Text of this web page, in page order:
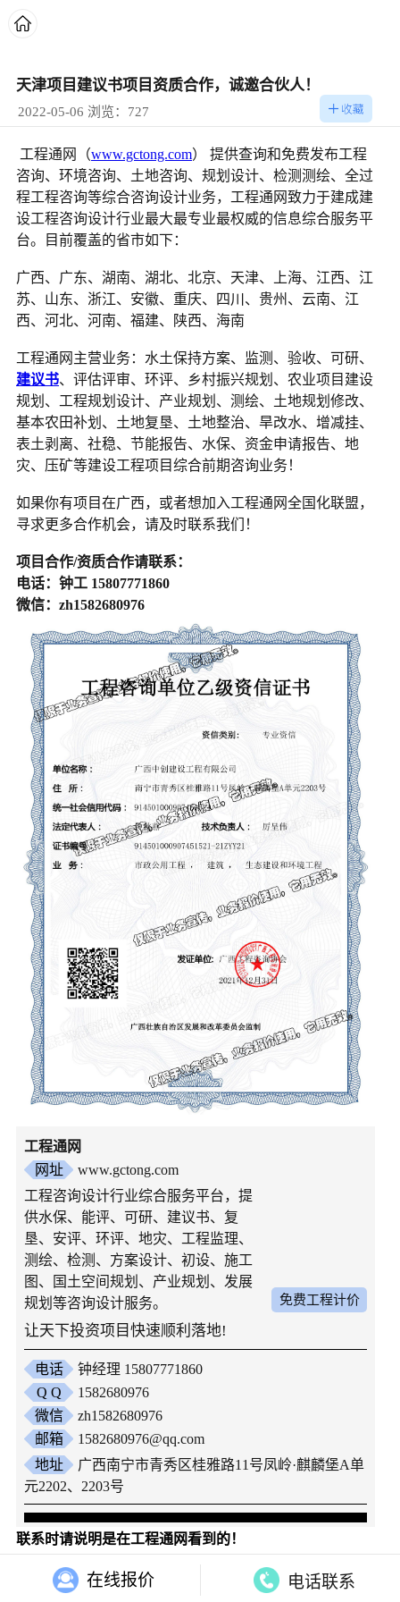
天津项目建议书项目资质合作，诚邀合伙人！
2022-05-06 浏览：727
工程通网（www.gctong.com） 提供查询和免费发布工程
咨询、环境咨询、土地咨询、规划设计、检测测绘、全过
程工程咨询等综合咨询设计业务，工程通网致力于建成建
设工程咨询设计行业最大最专业最权威的信息综合服务平
台。目前覆盖的省市如下：
广西、广东、湖南、湖北、北京、天津、上海、江西、江
苏、山东、浙江、安徽、重庆、四川、贵州、云南、江
西、河北、河南、福建、陕西、海南
工程通网主营业务：水土保持方案、监测、验收、可研、
建议书、评估评审、环评、乡村振兴规划、农业项目建设
规划、工程规划设计、产业规划、测绘、土地规划修改、
基本农田补划、土地复垦、土地整治、旱改水、增减挂、
表土剥离、社稳、节能报告、水保、资金申请报告、地
灾、压矿等建设工程项目综合前期咨询业务！
如果你有项目在广西，或者想加入工程通网全国化联盟，
寻求更多合作机会，请及时联系我们！
项目合作/资质合作请联系：
电话：钟工 15807771860
微信：zh1582680976
工程通网
网址
www.gctong.com
免费工程计价
工程咨询设计行业综合服务平台，提
供水保、能评、可研、建议书、复
垦、安评、环评、地灾、工程监理、
测绘、检测、方案设计、初设、施工
图、国土空间规划、产业规划、发展
规划等咨询设计服务。
让天下投资项目快速顺利落地!
电话
钟经理 15807771860
Q Q
1582680976
微信
zh1582680976
邮箱
1582680976@qq.com
地址
广西南宁市青秀区桂雅路11号凤岭·麒麟堡A单
元2202、2203号
联系时请说明是在工程通网看到的！
在线报价 电话联系